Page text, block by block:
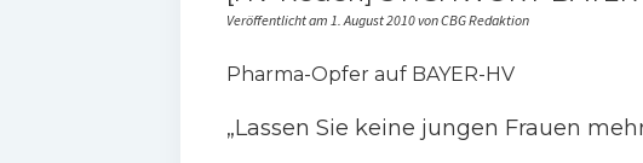
Veröffentlicht am 1. August 2010 von CBG Redaktion
Pharma-Opfer auf BAYER-HV
„Lassen Sie keine jungen Frauen